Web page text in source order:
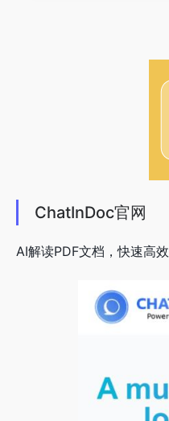
ChatInDoc官网
AI解读PDF文档，快速高效